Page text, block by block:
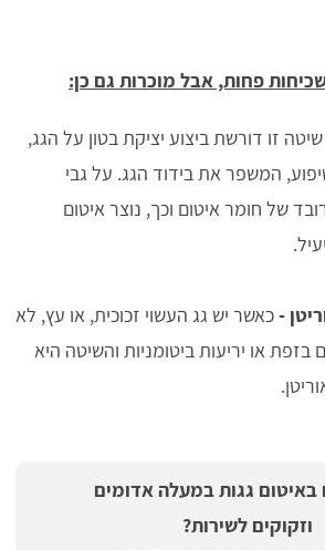
פחות, אבל מוכרות גם כן:
שיטה זו דורשת ביצוע יציקת בטון על הגג,
המשפר את בידוד הגג. על גבי
של חומר איטום וכך, נוצר איטום
-כאשר יש גג העשוי זכוכית, או עץ, לא
בזפת או יריעות ביטומניות והשיטה היא
באיטום גגות במעלה אדומים
וזקוקים לשירות?